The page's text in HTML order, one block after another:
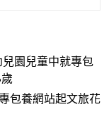
兒園兒童中就專包
包養網站起文旅花